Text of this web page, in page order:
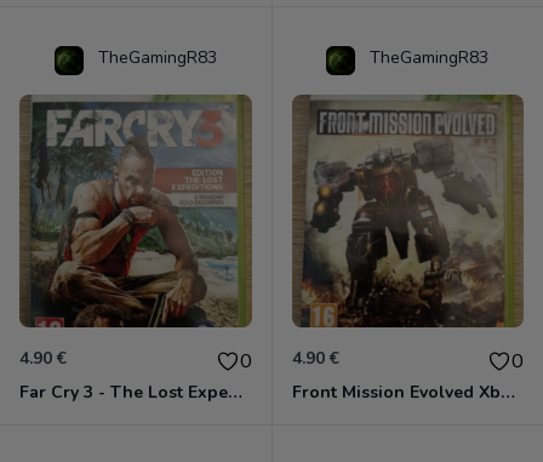
TheGamingR83
4.90 € 0
Far Cry 3 - The Lost Expeditions - Edition Spéciale Xbox 360
TheGamingR83
4.90 € 0
Front Mission Evolved Xbox 360